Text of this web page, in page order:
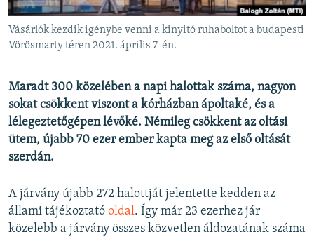
A MÚLT TANULSÁGAI
KÖVESSEN MINKET!
Valamennyi RFE/RL weboldal
Vásárlók kezdik igénybe venni a kinyitó ruhaboltot a budapesti
Vörösmarty téren 2021. április 7-én.
Maradt 300 közelében a napi halottak száma, nagyon
sokat csökkent viszont a kórházban ápoltaké, és a
lélegeztetőgépen lévőké. Némileg csökkent az oltási
ütem, újabb 70 ezer ember kapta meg az első oltását
szerdán.
A járvány újabb 272 halottját jelentette kedden az
állami tájékoztató oldal. Így már 23 ezerhez jár
közelebb a járvány összes közvetlen áldozatának száma